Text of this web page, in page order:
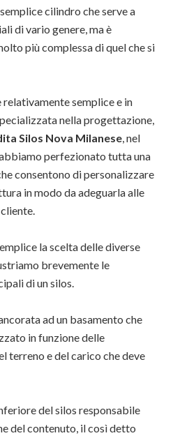
cilindro che serve a
di vario genere, ma è
più complessa di quel che si
relativamente semplice e in
nella progettazione,
Silos Nova Milanese, nel
perfezionato tutta una
consentono di personalizzare
in modo da adeguarla alle
la scelta delle diverse
brevemente le
di un silos.
ad un basamento che
in funzione delle
terreno e del carico che deve
del silos responsabile
del contenuto, il così detto